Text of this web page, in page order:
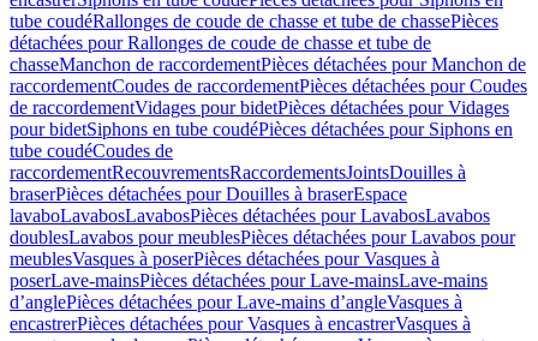
tube coudéRallonges de coude de chasse et tube de chassePièces
détachées pour Rallonges de coude de chasse et tube de
chasseManchon de raccordementPièces détachées pour Manchon de
raccordementCoudes de raccordementPièces détachées pour Coudes
de raccordementVidages pour bidetPièces détachées pour Vidages
pour bidetSiphons en tube coudéPièces détachées pour Siphons en
tube coudéCoudes de
raccordementRecouvrementsRaccordementsJointsDouilles à
braserPièces détachées pour Douilles à braserEspace
lavaboLavabosLavabosPièces détachées pour LavabosLavabos
doublesLavabos pour meublesPièces détachées pour Lavabos pour
meublesVasques à poserPièces détachées pour Vasques à
poserLave-mainsPièces détachées pour Lave-mainsLave-mains
d’anglePièces détachées pour Lave-mains d’angleVasques à
encastrerPièces détachées pour Vasques à encastrerVasques à